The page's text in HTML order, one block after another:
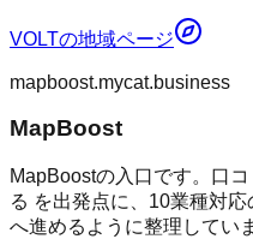
VOLTの地域ページ
mapboost.mycat.business
MapBoost
MapBoostの入口です。口
る を出発点に、10業種対
へ進めるように整理してい